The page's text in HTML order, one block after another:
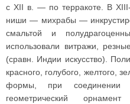
с XII в. — по терракоте. В
ниши — михрабы —
смальтой и
использовали витражи,
(сравн. Индии искусство).
красного, голубого, желтого,
формы, при соединении
геометрический